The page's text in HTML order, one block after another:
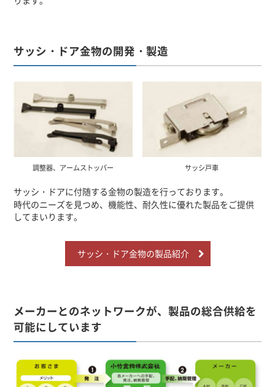
サッシ・ドア金物の開発・製造
調整器、アームストッパー サッシ戸車
サッシ・ドアに付随する金物の製造を行っております。
時代のニーズを見つめ、機能性、耐久性に優れた製品をご提供
してまいります。
サッシ・ドア金物の製品紹介
メーカーとのネットワークが、製品の総合供給を
可能にしています